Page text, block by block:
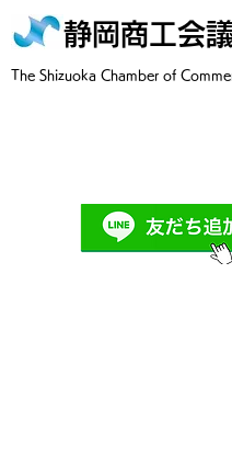
静岡商工会
​The Shizuoka Chamber of